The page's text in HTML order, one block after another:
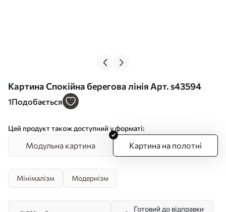
Картина Спокійна берегова лінія Арт. s43594
1Подобається
Цей продукт також доступний у форматі:
Модульна картина Картина на полотні
Мінімалізм Модернізм
Готовий до відправки